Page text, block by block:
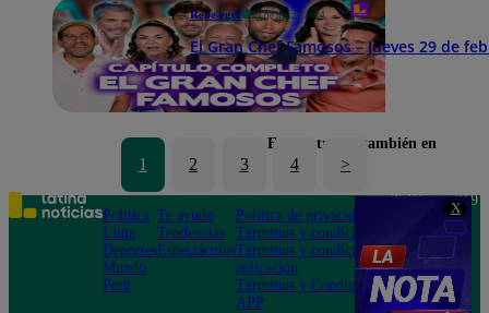
X
Repe egcf 03 de marzo 2024
El Gran Chef Famosos – Jueves 29 de
1 2 3 4 >
Encuéntranos también en
Política
Lima
Deportes
Mundo
Perú
Te ayudo
Tendencias
Espectáculos
Política de privacidad
Términos y condiciones
Términos y condiciones
aplicación
Términos y Condiciones
APP
Teléfono: 219
Av. San
Felipe 968
Jesús María